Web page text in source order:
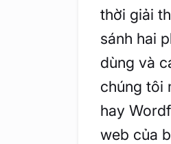
thời giải
sánh hai
dùng và
chúng tôi
hay
web của